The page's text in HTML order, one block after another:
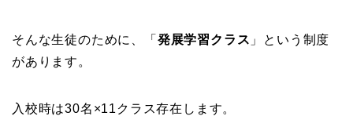
そんな生徒のために、「 発展学習クラス 」という制度
があります。
入校時は30名×11クラス存在します。